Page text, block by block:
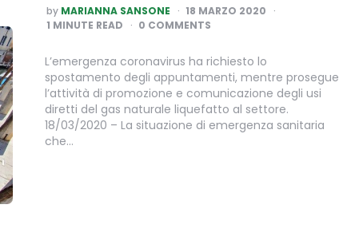
POSTED
BY
by MARIANNA SANSONE
18 MARZO 2020
1 MINUTE READ 0 COMMENTS
L’emergenza coronavirus ha richiesto lo
spostamento degli appuntamenti, mentre prosegue
l’attività di promozione e comunicazione degli usi
diretti del gas naturale liquefatto al settore.
18/03/2020 – La situazione di emergenza sanitaria
che…